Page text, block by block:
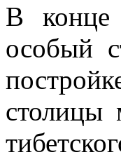
В конце
особый